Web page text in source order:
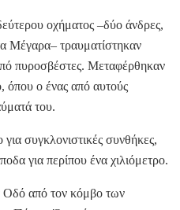
οχήματος –δύο άνδρες,
Μέγαρα– τραυματίστηκαν
πυροσβέστες. Μεταφέρθηκαν
όπου ο ένας από αυτούς
του.
συγκλονιστικές συνθήκες,
για περίπου ένα χιλιόμετρο.
Οδό από τον κόμβο των